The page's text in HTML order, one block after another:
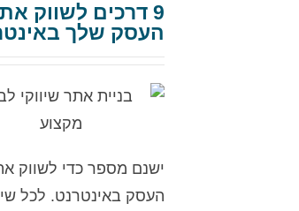
9 דרכים לשווק את
העסק שלך
ישנם מספר כדי לשווק
העסק באינטרנט. לכל